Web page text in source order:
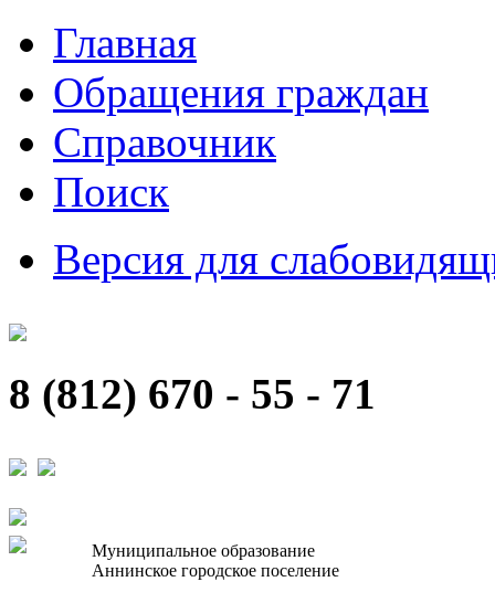
Главная
Обращения граждан
Справочник
Поиск
Версия для
8 (812) 670 - 55 - 71
Муниципальное образование
Аннинское городское поселение